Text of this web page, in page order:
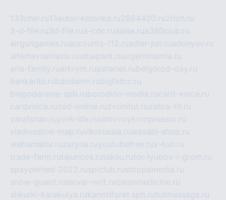
133chel.ru13autor-kolonka.ru2864420.ru2rich.ru
3-d-file.ru3d-file.rua-cdc.ruaalse.rua380club.ru
airgungames.ruaccounts-112.ruadler-jun.ruadonyev.ru
alfeihavsalnassr.rualtaipant.ruargentinamia.ru
aria-family.ruarkrym.ruashanet.rubelgorod-day.ru
bankaribi.rubandamn.rubigfatcc.ru
blagodarenie-spb.ruborodino-media.rucard-voice.ru
cardvoice.ruzed-online.ruzvonitut.ruzebra-tlt.ru
zarafshan.ruyork-life.ruvintovoykompressor.ru
vladivostok-map.ruvlknrussia.ruwasabi-shop.ru
webamator.ruzaryna.ruyoutubefree.rux-ton.ru
trade-farm.rutajuncos.rutaksu.rutor-lyubov-i-grom.ru
spayderhed-2022.rusplclub.rustoppamedia.ru
snow-guard.ruslovar-ivrit.rucleanmedicine.ru
shkurki-karakulya.rukanotiforet.spb.rututmassage.ru